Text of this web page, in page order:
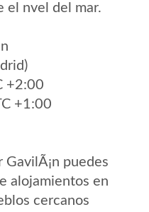
el nvel del mar.
+2:00
+1:00
puedes
alojamientos en
cercanos